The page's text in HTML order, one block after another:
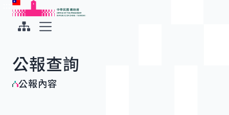
跳到主要內容
中華民國總統府
公報查詢
公報內容